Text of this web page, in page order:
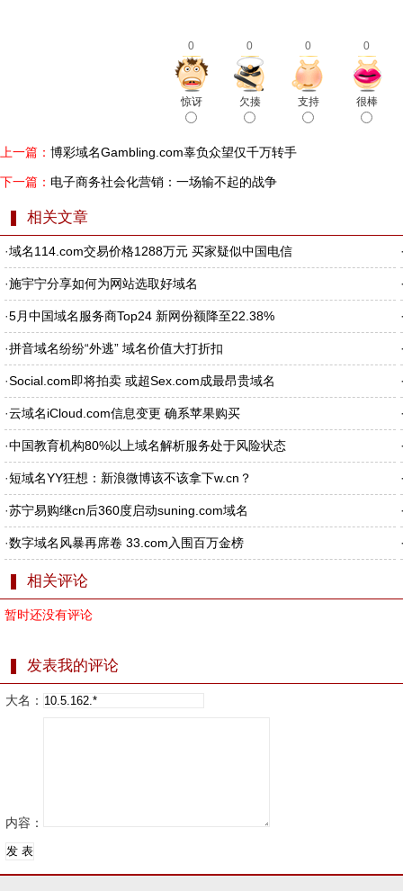
0 0 0 0
惊讶 欠揍 支持 很棒
上一篇： 博彩域名Gambling.com辜负众望仅千万转手
下一篇： 电子商务社会化营销：一场输不起的战争
相关文章
·域名114.com交易价格1288万元 买家疑似中国电信
·施宇宁分享如何为网站选取好域名
·5月中国域名服务商Top24 新网份额降至22.38%
·拼音域名纷纷“外逃” 域名价值大打折扣
·Social.com即将拍卖 或超Sex.com成最昂贵域名
·云域名iCloud.com信息变更 确系苹果购买
·中国教育机构80%以上域名解析服务处于风险状态
·短域名YY狂想：新浪微博该不该拿下w.cn？
·苏宁易购继cn后360度启动suning.com域名
·数字域名风暴再席卷 33.com入围百万金榜
相关评论
暂时还没有评论
发表我的评论
大名：
内容：